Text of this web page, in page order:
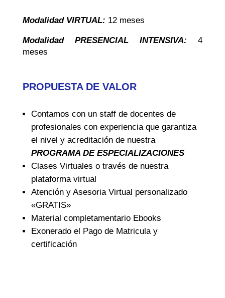
Modalidad VIRTUAL: 12 meses
Modalidad PRESENCIAL INTENSIVA: 4
meses
PROPUESTA DE VALOR
Contamos con un staff de docentes de
profesionales con experiencia que garantiza
el nivel y acreditación de nuestra
PROGRAMA DE ESPECIALIZACIONES
Clases Virtuales o través de nuestra
plataforma virtual
Atención y Asesoria Virtual personalizado
«GRATIS»
Material completamentario Ebooks
Exonerado el Pago de Matricula y
certificación